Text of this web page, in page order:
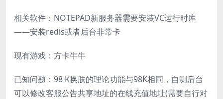
相关软件：NOTEPAD新服务器需要安装VC运行时库
——安装redis或者后台非常卡
现有游戏：方卡牛牛
已知问题：98 K换肤的理论功能与98K相同，自测后台
可以修改客服公告共享地址的在线充值地址(需要自行对